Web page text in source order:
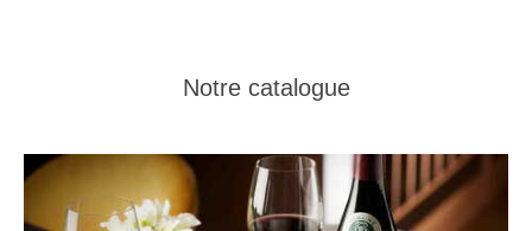
Notre catalogue